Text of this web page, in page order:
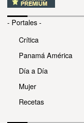
- Portales -
Crítica
Panamá América
Día a Día
Mujer
Recetas